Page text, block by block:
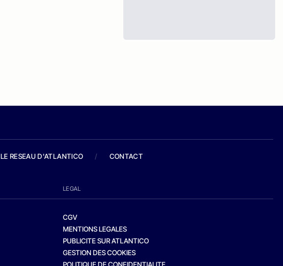
LE RESEAU D'ATLANTICO / CONTACT
LEGAL
CGV
MENTIONS LEGALES
PUBLICITE SUR ATLANTICO
GESTION DES COOKIES
POLITIQUE DE CONFIDENTIALITE